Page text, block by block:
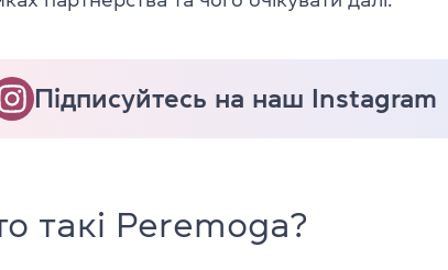
Підписуйтесь на наш Instagram
такі Peremoga?